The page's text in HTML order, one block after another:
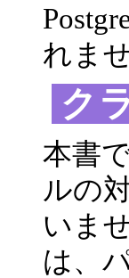
れま
ク
本書
ルの
いま
は、